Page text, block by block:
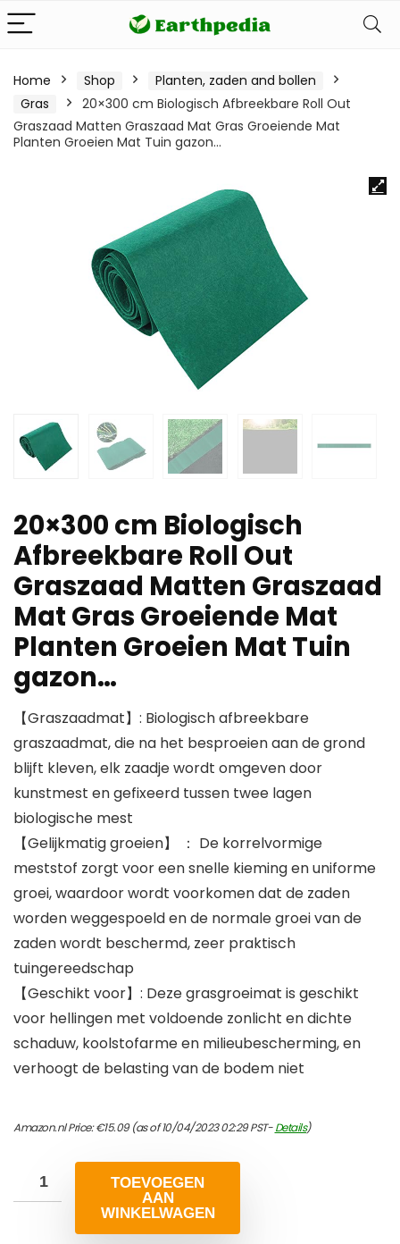
Home Shop
Planten, zaden and bollen
Gras
20×300 cm Biologisch Afbreekbare Roll Out
Graszaad Matten Graszaad Mat Gras Groeiende Mat
Planten Groeien Mat Tuin gazon…
20×300 cm Biologisch
Afbreekbare Roll Out
Graszaad Matten Graszaad
Mat Gras Groeiende Mat
Planten Groeien Mat Tuin
gazon…
【Graszaadmat】: Biologisch afbreekbare
graszaadmat, die na het besproeien aan de grond
blijft kleven, elk zaadje wordt omgeven door
kunstmest en gefixeerd tussen twee lagen
biologische mest
【Gelijkmatig groeien】 ： De korrelvormige
meststof zorgt voor een snelle kieming en uniforme
groei, waardoor wordt voorkomen dat de zaden
worden weggespoeld en de normale groei van de
zaden wordt beschermd, zeer praktisch
tuingereedschap
【Geschikt voor】: Deze grasgroeimat is geschikt
voor hellingen met voldoende zonlicht en dichte
schaduw, koolstofarme en milieubescherming, en
verhoogt de belasting van de bodem niet
Amazon.nl Price:€15.09(as of 10/04/2023 02:29 PST-Details)
TOEVOEGEN
AAN
WINKELWAGEN